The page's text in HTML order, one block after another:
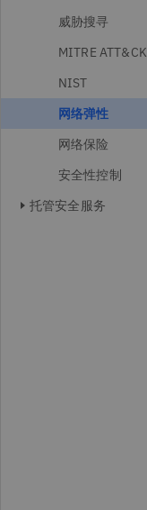
威胁搜寻
MITRE ATT&CK
NIST
网络弹性
网络保险
安全性控制
托管安全服务